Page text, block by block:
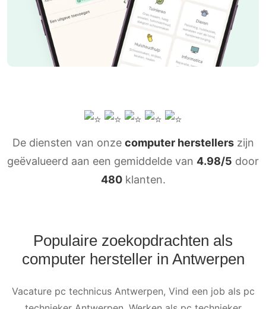
De diensten van onze computer herstellerszijn
geëvalueerd aan een gemiddelde van 4.98/5 door
480klanten.
Populaire zoekopdrachten als
computer hersteller in Antwerpen
Vacature pc technicus Antwerpen, Vind een job als pc